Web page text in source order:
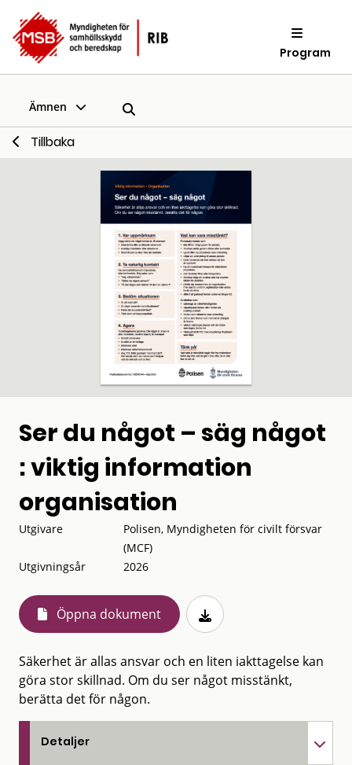
Program
Ämnen
Tillbaka
Ser du något – säg något
: viktig information
organisation
Utgivare
Polisen, Myndigheten för civilt försvar
(MCF)
Utgivningsår
2026
Öppna dokument
Säkerhet är allas ansvar och en liten iakttagelse kan
göra stor skillnad. Om du ser något misstänkt,
berätta det för någon.
Detaljer